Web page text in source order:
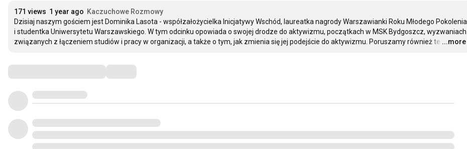
171 views 1 year ago Kaczuchowe Rozmowy
Dzisiaj naszym gościem jest Dominika Lasota - współzałożycielka Inicjatywy Wschód, laureatka nagrody Warszawianki Roku Młodego Pokolenia
i studentka Uniwersytetu Warszawskiego. W tym odcinku opowiada o swojej drodze do aktywizmu, początkach w MSK Bydgoszcz, wyzwaniach
związanych z łączeniem studiów i pracy w organizacji, a także o tym, jak zmienia się jej podejście do aktywizmu. Poruszamy również te …
...more